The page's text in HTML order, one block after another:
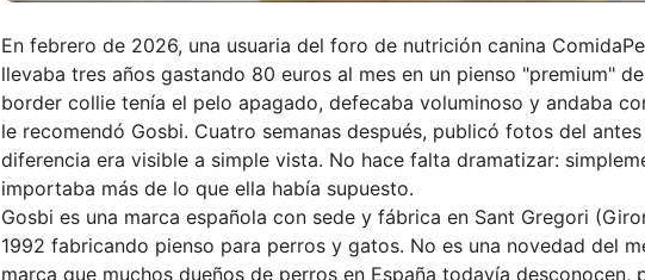
En febrero de 2026, una usuaria del foro de nutrición canina
llevaba tres años gastando 80 euros al mes en un pienso "premium"
border collie tenía el pelo apagado, defecaba voluminoso y andaba
le recomendó Gosbi. Cuatro semanas después, publicó fotos del
diferencia era visible a simple vista. No hace falta dramatizar:
importaba más de lo que ella había supuesto.
Gosbi es una marca española con sede y fábrica en Sant Gregori
1992 fabricando pienso para perros y gatos. No es una novedad del
marca que muchos dueños de perros en España todavía desconocen,